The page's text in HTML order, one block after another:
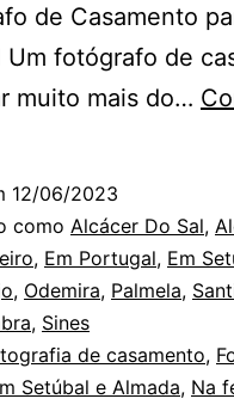
de Casamento
Um fotógrafo de
muito mais do…
12/06/2023
como Alcácer Do Sal,
, Em Portugal, Em
, Odemira, Palmela,
, Sines
de casamento,
Setúbal e Almada, Na